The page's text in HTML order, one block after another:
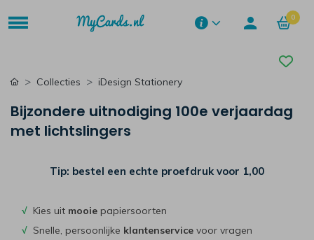
0
Collecties iDesign Stationery
Bijzondere uitnodiging 100e verjaardag
met lichtslingers
Tip: bestel een echte proefdruk voor 1,00
√ Kies uit mooie papiersoorten
√ Snelle, persoonlijke klantenservice voor vragen